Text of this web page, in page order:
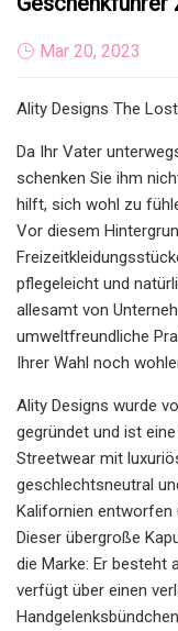
Mar 20, 2023
Ality Designs The
Da Ihr Vater
schenken Sie ihm
hilft, sich wohl zu
Vor diesem
pflegeleicht und
allesamt von
umweltfreundliche
Ihrer Wahl noch
Ality Designs wurde
gegründet und ist
Streetwear mit
geschlechtsneutral
Kalifornien entworfen
Dieser übergroße
die Marke: Er besteht
verfügt über einen